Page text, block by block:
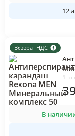
12
Возврат НДС
1
В